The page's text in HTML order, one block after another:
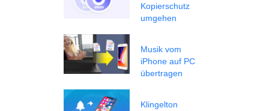
Kopierschutz
umgehen
Musik vom
iPhone auf PC
übertragen
Klingelton